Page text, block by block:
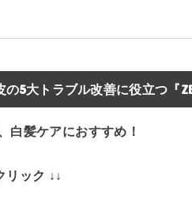
5大トラブル改善に役立つ『
白髪ケアにおすすめ！
リック ↓↓